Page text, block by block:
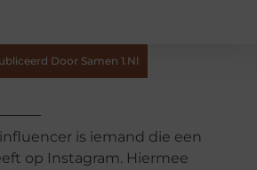
Door Samen 1.nl
is iemand die een
op Instagram. Hiermee